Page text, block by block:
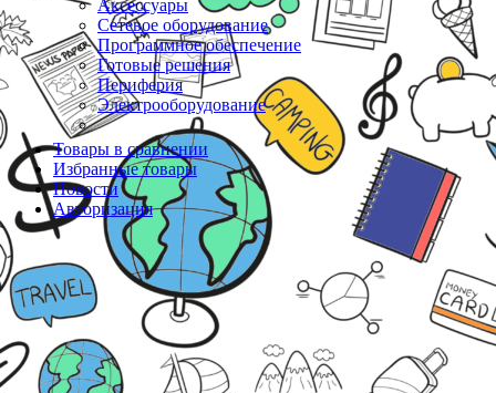
Аксессуары
Сетевое оборудование
Программное обеспечение
Готовые решения
Периферия
Электрооборудование
Товары в сравнении
Избранные товары
Новости
Авторизация